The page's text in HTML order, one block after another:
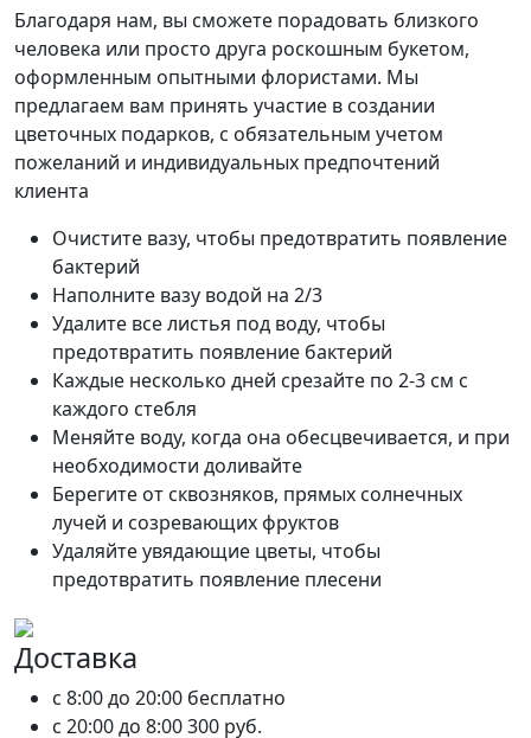
Благодаря нам, вы сможете порадовать близкого
человека или просто друга роскошным букетом,
оформленным опытными флористами. Мы
предлагаем вам принять участие в создании
цветочных подарков, с обязательным учетом
пожеланий и индивидуальных предпочтений
клиента
Очистите вазу, чтобы предотвратить появление
бактерий
Наполните вазу водой на 2/3
Удалите все листья под воду, чтобы
предотвратить появление бактерий
Каждые несколько дней срезайте по 2-3 см с
каждого стебля
Меняйте воду, когда она обесцвечивается, и при
необходимости доливайте
Берегите от сквозняков, прямых солнечных
лучей и созревающих фруктов
Удаляйте увядающие цветы, чтобы
предотвратить появление плесени
Доставка
c 8:00 до 20:00 бесплатно
c 20:00 до 8:00300 руб.